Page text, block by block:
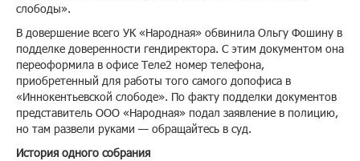
слободы».
В довершение всего УК «Народная» обвинила Ольгу Фошину в
подделке доверенности гендиректора. С этим документом она
переоформила в офисе Теле2 номер телефона,
приобретенный для работы того самого допофиса в
«Иннокентьевской слободе». По факту подделки документов
представитель ООО «Народная» подал заявление в полицию,
но там развели руками — обращайтесь в суд.
История одного собрания